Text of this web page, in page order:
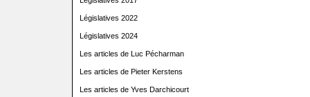
Législatives 2022
Législatives 2024
Les articles de Luc Pécharman
Les articles de Pieter Kerstens
Les articles de Yves Darchicourt